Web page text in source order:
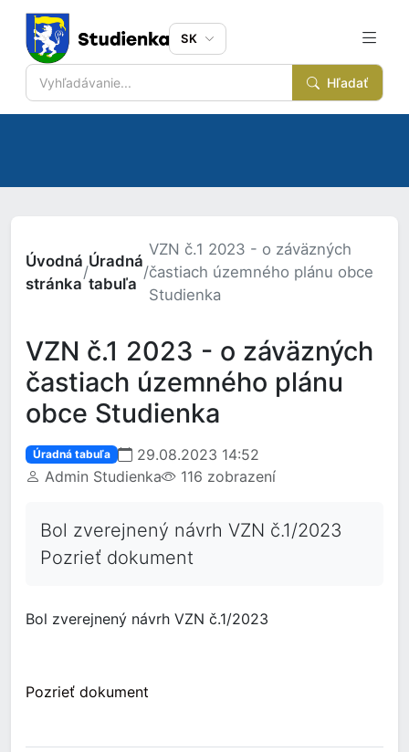
Hľadať
SK
Úvodná
stránka
/
Úradná
tabuľa
/
VZN č.1 2023 - o záväzných
častiach územného plánu obce
Studienka
VZN č.1 2023 - o záväzných
častiach územného plánu
obce Studienka
Úradná tabuľa
29.08.2023 14:52
Admin Studienka
116 zobrazení
Bol zverejnený návrh VZN č.1/2023
Pozrieť dokument
Bol zverejnený návrh VZN č.1/2023
Pozrieť dokument